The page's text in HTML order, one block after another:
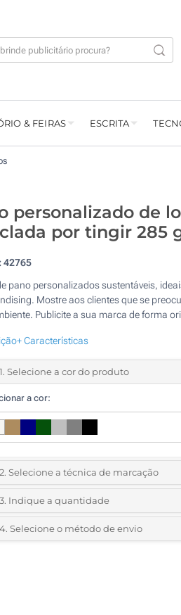
& FEIRAS ESCRITA
personalizado de
por tingir 285
42765
pano personalizados sustentáveis,
Mostre aos clientes que se
Publicite a sua marca de forma
+ Características
Selecione a cor do produto
a cor:
Selecione a técnica de marcação
o tipo de marcação e as cores do
(Num lado)
3. Indique a quantidade
mínima:10
4. Selecione o método de envio